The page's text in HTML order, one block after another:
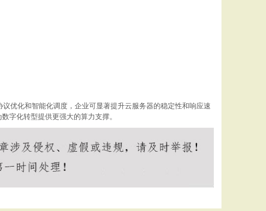
优化和智能化调度，企业可显著提升云服务器的稳定性和响应速
字化转型提供更强大的算力支撑。